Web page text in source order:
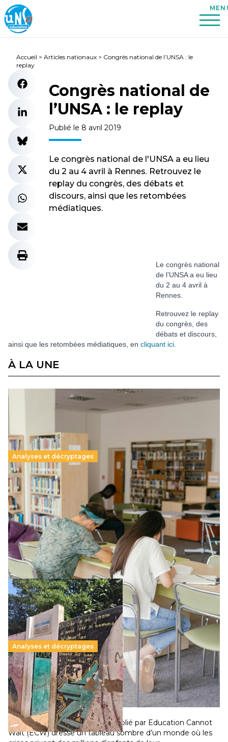
Accueil > Articles nationaux > Congrès national de l’UNSA : le
replay
Congrès national de
l’UNSA : le replay
Publié le 8 avril 2019
Le congrès national de l'UNSA a eu lieu
du 2 au 4 avril à Rennes. Retrouvez le
replay du congrès, des débats et
discours, ainsi que les retombées
médiatiques.
Le congrès national
de l’UNSA a eu lieu
du 2 au 4 avril à
Rennes.
Retrouvez le replay
du congrès, des
débats et discours,
ainsi que les retombées médiatiques, en cliquant ici
À LA UNE
Analyses et décryptages
Supérieur privé : une dérive qui met à mal la
promesse républicaine
11 juillet 2026-
Le projet de loi sur la régulation de l’enseignement
supérieur privé met en lumière l’amplification d’un système
qui relègue l’acte pédagogique au superfétatoire, voire à…
Lire la suite →
Analyses et décryptages
258 millions d’enfants victimes de la guerre, des
chocs climatiques et des déplacements de
population
11 juillet 2026- National
Un nouveau rapport mondial publié par Education Cannot
Wait (ECW) dresse un tableau sombre d’un monde où les